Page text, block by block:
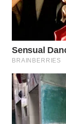
BOROBUDUR
SURABAYA
WN
NATUNA